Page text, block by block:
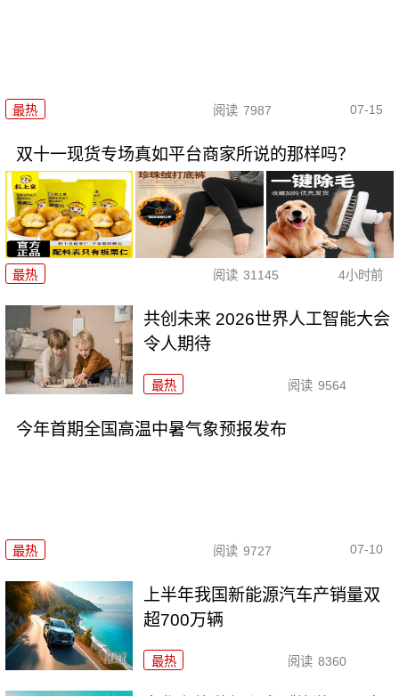
最热 阅读 7987 07-15
双十一现货专场真如平台商家所说的那样吗？
最热 阅读 31145 4小时前
共创未来 2026世界人工智能大会
令人期待
最热 阅读 9564
今年首期全国高温中暑气象预报发布
最热 阅读 9727 07-10
上半年我国新能源汽车产销量双
超700万辆
最热 阅读 8360